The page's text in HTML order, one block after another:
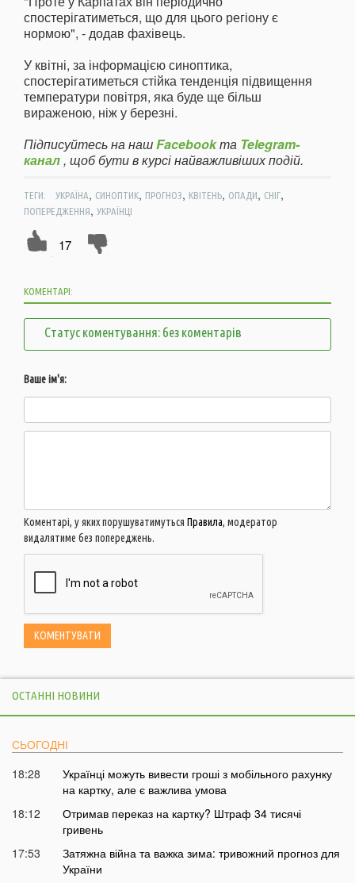
спостерігатиметься, що для цього регіону є
нормою", - додав фахівець.
У квітні, за інформацією синоптика,
спостерігатиметься стійка тенденція підвищення
температури повітря, яка буде ще більш
вираженою, ніж у березні.
Підписуйтесь на нашFacebookта Telegram-
канал, щоб бути в курсі найважливіших подій.
ТЕГИ: УКРАЇНА, СИНОПТИК, ПРОГНОЗ, КВІТЕНЬ, ОПАДИ, СНІГ,
ПОПЕРЕДЖЕННЯ, УКРАЇНЦІ
17
КОМЕНТАРІ:
Статус коментування: без коментарів
Ваше ім'я:
Коментарі, у яких порушуватимуться Правила, модератор
видалятиме без попереджень.
ОСТАННІ НОВИНИ
СЬОГОДНІ
18:28
Українці можуть вивести гроші з мобільного рахунку
на картку, але є важлива умова
18:12
Отримав переказ на картку? Штраф 34 тисячі
гривень
17:53
Затяжна війна та важка зима: тривожний прогноз для
України